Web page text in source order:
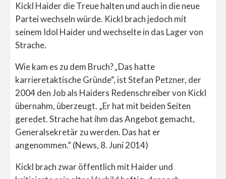
Kickl Haider die Treue halten und auch in die neue
Partei wechseln würde. Kickl brach jedoch mit
seinem Idol Haider und wechselte in das Lager von
Strache.
Wie kam es zu dem Bruch?„Das hatte
karrieretaktische Gründe“, ist Stefan Petzner, der
2004 den Job als Haiders Redenschreiber von Kickl
übernahm, überzeugt. „Er hat mit beiden Seiten
geredet. Strache hat ihm das Angebot gemacht,
Generalsekretär zu werden. Das hat er
angenommen.” (News, 8. Juni 2014)
Kickl brach zwar öffentlich mit Haider und